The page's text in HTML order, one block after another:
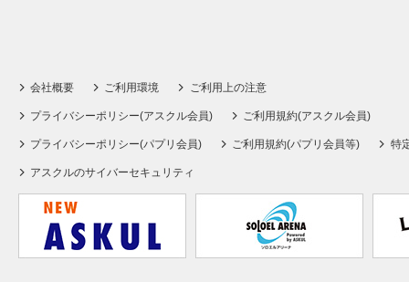
会社概要 ご利用環境 ご利用上の注意
プライバシーポリシー(アスクル会員) ご利用規約(アスクル会員)
プライバシーポリシー(パプリ会員) ご利用規約(パプリ会員等) 特
アスクルのサイバーセキュリティ